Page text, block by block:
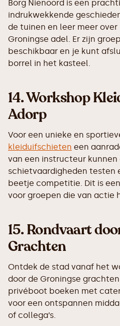
Borg Nienoord is een
indrukwekkende
de tuinen en leer meer
Groningse adel. Er zijn
beschikbaar en je kunt
borrel in het kasteel.
14.Workshop
Adorp
Voor een unieke en
kleiduifschieten een
van een instructeur kunnen
schietvaardigheden testen
beetje competitie. Dit is
voor groepen die van actie
15.Rondvaart
Grachten
Ontdek de stad vanaf het
door de Groningse
privéboot boeken met
voor een ontspannen
of collega’s.